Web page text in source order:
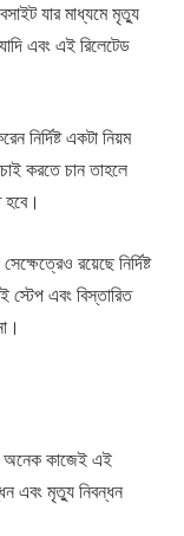
যার মাধ্যমে মৃত্যু
এবং এই রিলেটেড
নির্দিষ্ট একটা নিয়ম
করতে চান তাহলে
রয়েছে নির্দিষ্ট
এবং বিস্তারিত
অনেক কাজেই এই
এবং মৃত্যু নিবন্ধন